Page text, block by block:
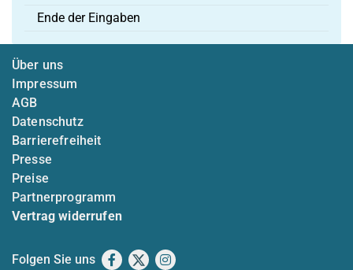
Ende der Eingaben
Über uns
Impressum
AGB
Datenschutz
Barrierefreiheit
Presse
Preise
Partnerprogramm
Vertrag widerrufen
Folgen Sie uns Facebook
X Instagram